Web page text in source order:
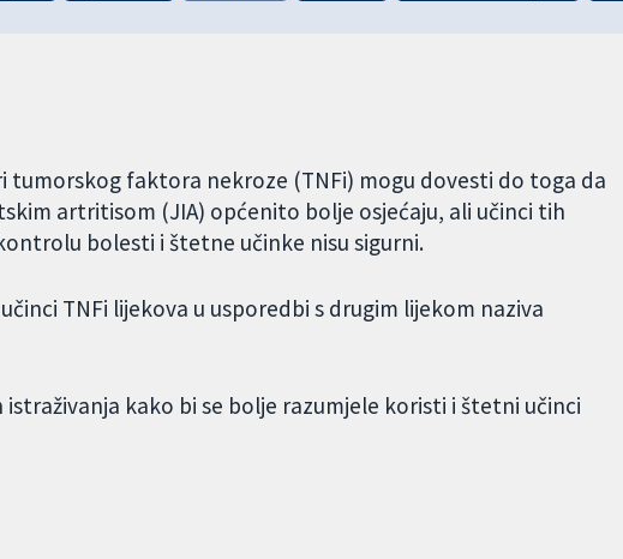
tumorskog faktora nekroze (TNFi) mogu dovesti do toga da
artritisom (JIA) općenito bolje osjećaju, ali učinci tih
bolesti i štetne učinke nisu sigurni.
TNFi lijekova u usporedbi s drugim lijekom naziva
kako bi se bolje razumjele koristi i štetni učinci